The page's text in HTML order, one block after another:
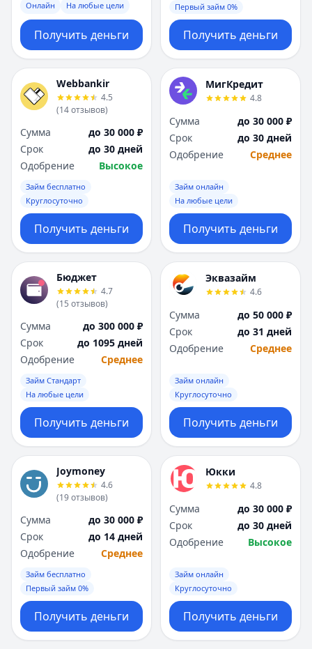
Онлайн На любые цели
Получить деньги
Первый займ 0%
Получить деньги
Webbankir
4.5
(14отзывов)
Сумма
до 30 000 ₽
Срок
до 30 дней
Одобрение
Высокое
Займ бесплатно
Круглосуточно
Получить деньги
МигКредит
4.8
Сумма
до 30 000 ₽
Срок
до 30 дней
Одобрение
Среднее
Займ онлайн
На любые цели
Получить деньги
Бюджет
4.7
(15 отзывов)
Сумма
до 300 000 ₽
Срок
до 1095 дней
Одобрение
Среднее
Займ Стандарт
На любые цели
Получить деньги
Эквазайм
4.6
Сумма
до 50 000 ₽
Срок
до 31 дней
Одобрение
Среднее
Займ онлайн
Круглосуточно
Получить деньги
Joymoney
4.6
(19отзывов)
Сумма
до 30 000 ₽
Срок
до 14 дней
Одобрение
Среднее
Займ бесплатно
Первый займ 0%
Получить деньги
Юкки
4.8
Сумма
до 30 000 ₽
Срок
до 30 дней
Одобрение
Высокое
Займ онлайн
Круглосуточно
Получить деньги